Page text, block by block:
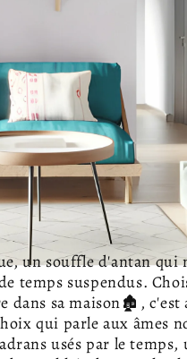
un souffle d'antan
temps suspendus.
sa maison🏚️, c'est
qui parle aux âmes
usés par le